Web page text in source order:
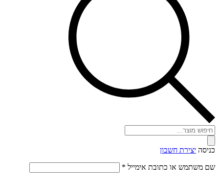
Products
search
כניסה יצירת חשבון
שם משתמש או כתובת אימייל *